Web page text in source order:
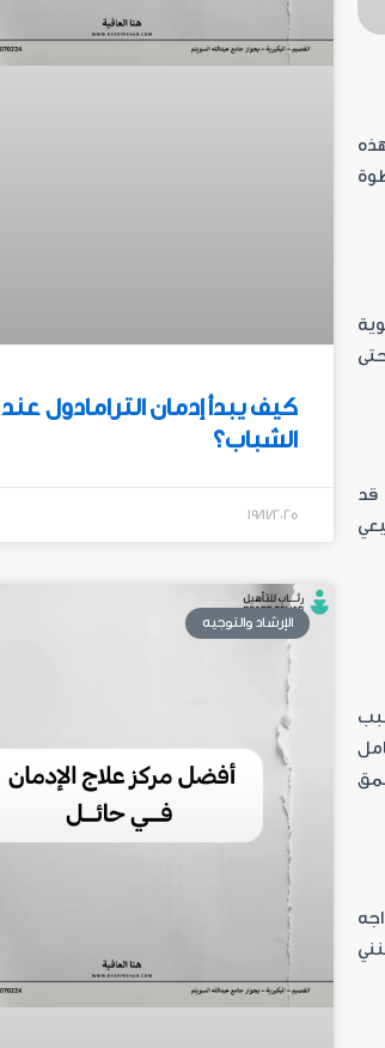
قد
كيف يبدأ إدمان الترامادول عند
الشباب؟
19/11/2025
الإرشاد والتوجيه